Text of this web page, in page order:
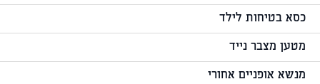
כסא בטיחות לילד
מטען מצבר נייד
מנשא אופניים אחורי